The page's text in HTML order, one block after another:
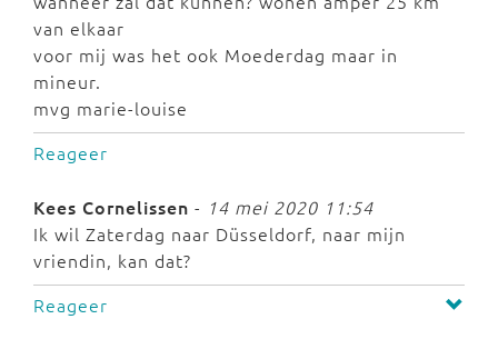
van elkaar
voor mij was het ook Moederdag maar in
mineur.
mvg marie-louise
Reageer
Kees Cornelissen - 14 mei 2020 11:54
Ik wil Zaterdag naar Düsseldorf, naar mijn
vriendin, kan dat?
Reageer